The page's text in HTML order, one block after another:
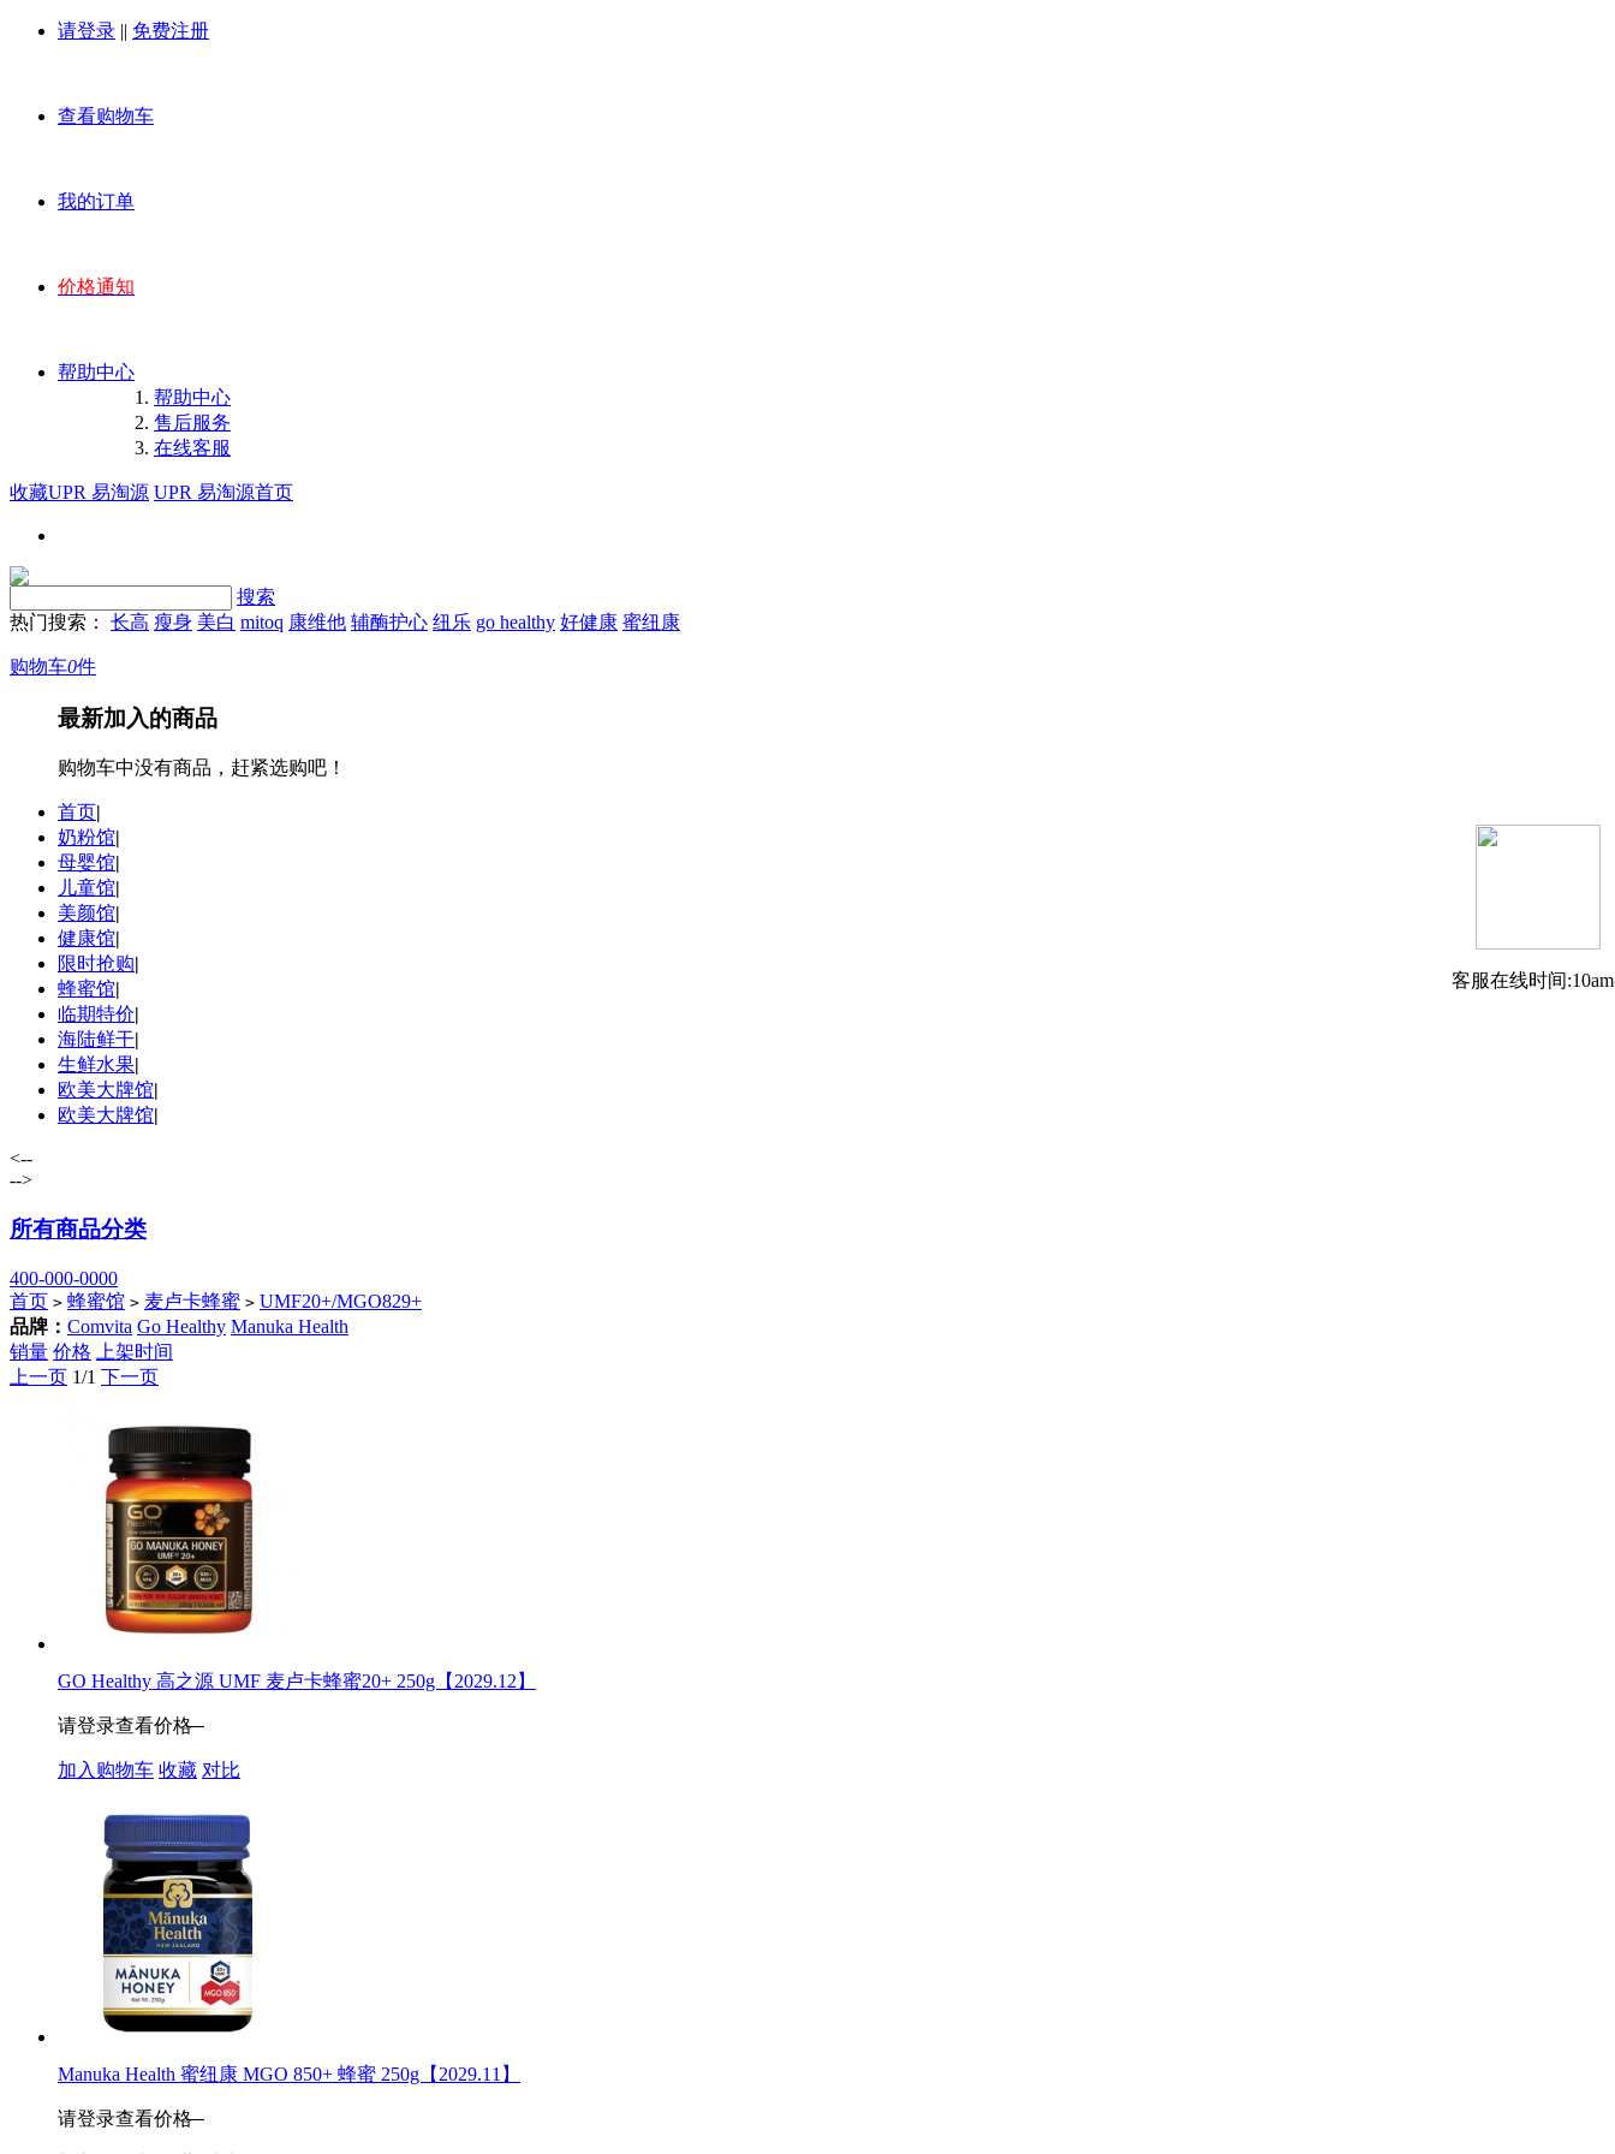
请登录 || 免费注册
查看购物车
我的订单
价格通知
帮助中心
帮助中心
售后服务
在线客服
收藏UPR 易淘源 UPR 易淘源首页
搜索
热门搜索：
长高 瘦身 美白 mitoq 康维他 辅酶护心 纽乐 go healthy 好健康 蜜纽康
购物车0件
最新加入的商品
购物车中没有商品，赶紧选购吧！
客服在线时间
首页|
奶粉馆|
母婴馆|
儿童馆|
美颜馆|
健康馆|
限时抢购|
蜂蜜馆|
临期特价|
海陆鲜干|
生鲜水果|
欧美大牌馆|
欧美大牌馆|
<--
-->
所有商品分类
400-000-0000
首页 > 蜂蜜馆 > 麦卢卡蜂蜜 > UMF20+/MGO829+
品牌： Comvita Go Healthy Manuka Health
销量 价格
上架时间
上一页 1/1 下一页
GO Healthy 高之源 UMF 麦卢卡蜂蜜20+ 250g【2029.12】
请登录查看价格
加入购物车 收藏 对比
Manuka Health 蜜纽康 MGO 850+ 蜂蜜 250g【2029.11】
请登录查看价格